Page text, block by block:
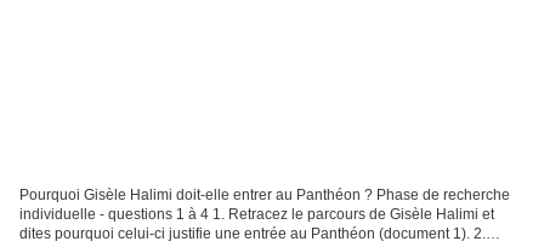
Pourquoi Gisèle Halimi doit-elle entrer au Panthéon ? Phase de recherche
individuelle - questions 1 à 4 1. Retracez le parcours de Gisèle Halimi et
dites pourquoi celui-ci justifie une entrée au Panthéon (document 1). 2.